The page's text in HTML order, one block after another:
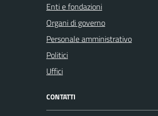
Enti e fondazioni
Organi di governo
Personale amministrativo
Politici
Uffici
CONTATTI